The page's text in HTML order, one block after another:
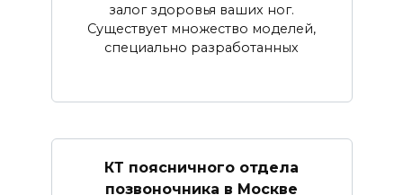
залог здоровья ваших ног.
Существует множество моделей,
специально разработанных
КТ поясничного отдела
позвоночника в Москве